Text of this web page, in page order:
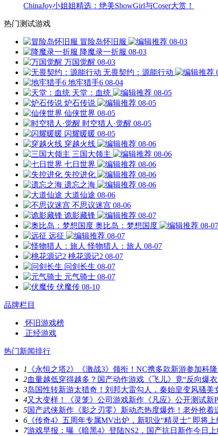
ChinaJoy小姐姐精选：绝美ShowGirl与Coser大赏！
热门测试游戏
冒险岛怀旧服
08-03
降魔录一折服 08-03
万国觉醒 08-03
无畏契约：源能行动
地牢猎手6 08-04
天堂：血统
08-05
炉石传说
08-05
仙侠世界 08-05
时空猎人·觉醒 08-05
闪耀暖暖 08-05
穿越火线
08-06
三国大领主
08-06
七日世界
08-06
失控进化
08-06
遗忘之海
08-06
大道仙途 08-06
不思议迷宫 08-06
诡影藏锋
08-07
奥比岛：梦想国度
08-07
远征
08-07
怪物猎人：旅人 08-07
桃花源记2 08-07
问剑长生 08-07
元气骑士 08-07
伏魔传 08-10
品牌栏目
怀旧游戏榜
正经游戏
热门新闻排行
1
《永恒之塔2》《激战3》领衔！NC携多款新游参加科
2血量越低穿得越多？国产动作游戏《飞儿》竟“反向爆衣
3岛国性转新游太猎奇！刘邦大雷勾人，秦始皇变风骚美
4又大变样！《灵笼》公司游戏新作《凡应》公开测试新
5国产武侠新作《影之刃零》新动态热度爆炸！老外抢着
6 《传奇4》五周年专属MV出炉，新职业“精灵士” 即将上
7游戏早报：曝《暗黑4》登陆NS2，国产抗日新作今日上